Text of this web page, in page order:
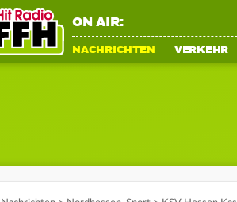
ON AIR:
NACHRICHTEN VERKEHR